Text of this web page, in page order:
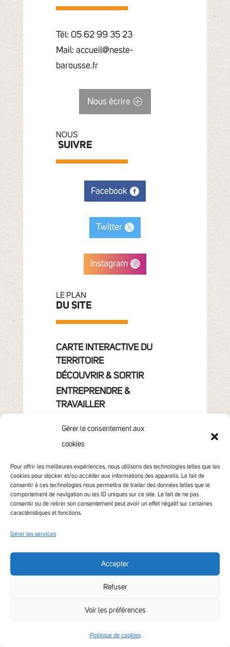
Gérer le consentement aux
cookies
Pour offrir les meilleures expériences, nous utilisons des technologies telles que les
cookies pour stocker et/ou accéder aux informations des appareils. Le fait de
consentir à ces technologies nous permettra de traiter des données telles que le
comportement de navigation ou les ID uniques sur ce site. Le fait de ne pas
consentir ou de retirer son consentement peut avoir un effet négatif sur certaines
caractéristiques et fonctions.
Gérer les services
Accepter
Refuser
Voir les préférences
Politique de cookies
Tél: 05 62 99 35 23
Mail: accueil@neste-
barousse.fr
Nous écrire
NOUS
SUIVRE
Facebook
Twitter
Instagram
LE PLAN
DU SITE
CARTE INTERACTIVE DU
TERRITOIRE
DÉCOUVRIR & SORTIR
ENTREPRENDRE &
TRAVAILLER
CONTACT
Accessibilité non conforme